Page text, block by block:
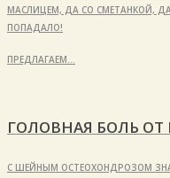
МАСЛИЦЕМ, ДА СО СМЕТАНКОЙ,
ПОПАДАЛО!
ПРЕДЛАГАЕМ…
ГОЛОВНАЯ БОЛЬ
С ШЕЙНЫМ ОСТЕОХОНДРОЗОМ